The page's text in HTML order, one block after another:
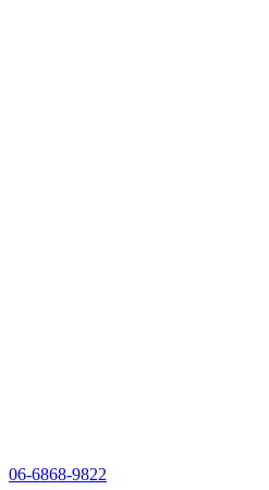
06-6868-9822